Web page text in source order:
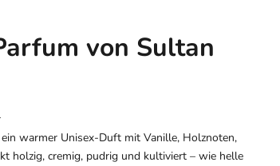
von Sultan
warmer Unisex-Duft mit Vanille, Holznoten,
holzig, cremig, pudrig und kultiviert – wie helle